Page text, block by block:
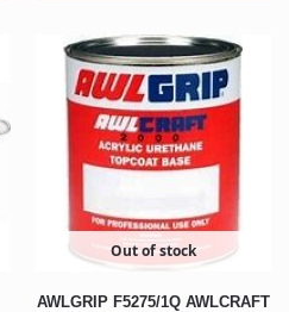
Out of stock
AWLGRIP F5275/1Q AWLCRAFT